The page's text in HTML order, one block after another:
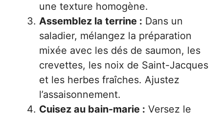
une texture homogène.
Assemblez la terrine : Dans un
saladier, mélangez la préparation
mixée avec les dés de saumon, les
crevettes, les noix de Saint-Jacques
et les herbes fraîches. Ajustez
l’assaisonnement.
Cuisez au bain-marie : Versez le